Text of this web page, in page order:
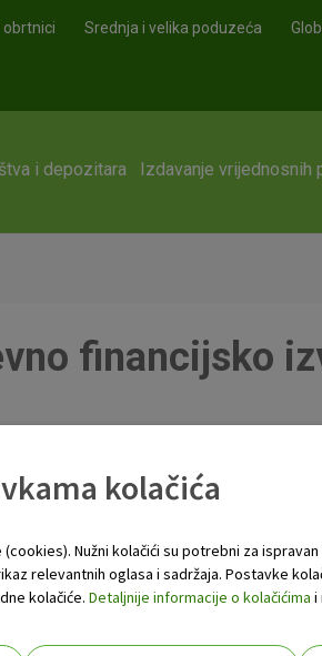
obrtnici Srednja i velika poduzeća
i depozitara Izdavanje vrijednosnih
financijsko
kolačića
Nužni kolačići su potrebni za
relevantnih oglasa i sadržaja. Postavke
kolačiće. Detaljnije informacije o kolačićima i